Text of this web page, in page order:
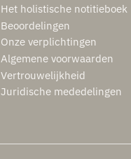
Het holistische notitieboek
Beoordelingen
Onze verplichtingen
Algemene voorwaarden
Vertrouwelijkheid
Juridische mededelingen